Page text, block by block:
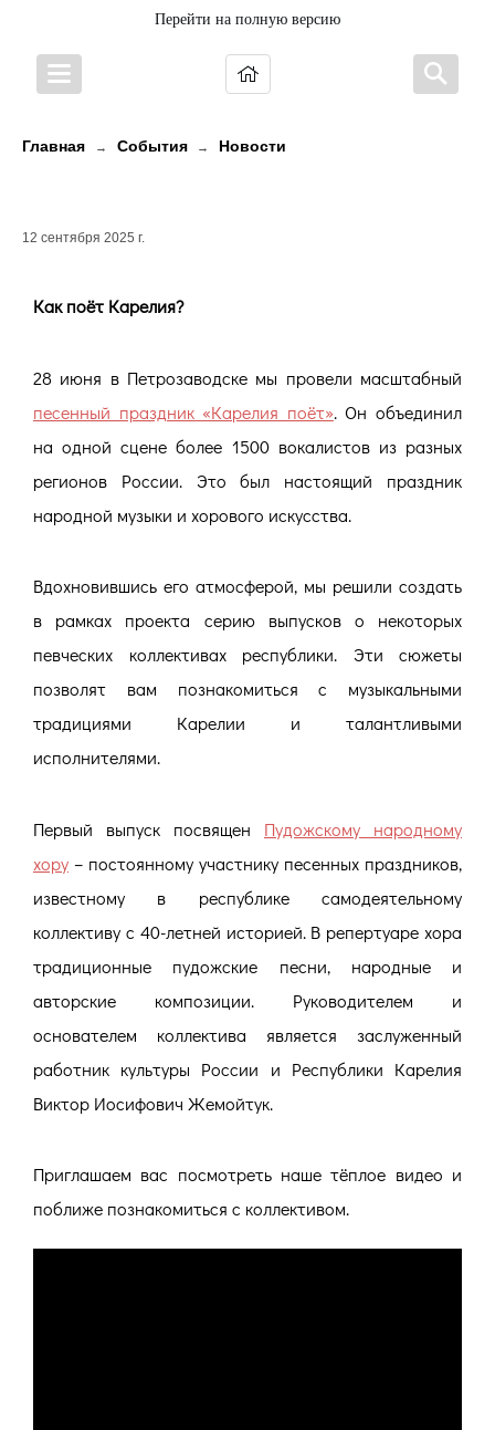
Перейти на полную версию
Главная → События → Новости
12 сентября 2025 г.
Как поёт Карелия?
28 июня в Петрозаводске мы провели масштабный
песенный праздник «Карелия поёт». Он объединил
на одной сцене более 1500 вокалистов из разных
регионов России. Это был настоящий праздник
народной музыки и хорового искусства.
Вдохновившись его атмосферой, мы решили создать
в рамках проекта серию выпусков о некоторых
певческих коллективах республики. Эти сюжеты
позволят вам познакомиться с музыкальными
традициями Карелии и талантливыми
исполнителями.
Первый выпуск посвящен Пудожскому народному
хору – постоянному участнику песенных праздников,
известному в республике самодеятельному
коллективу с 40-летней историей. В репертуаре хора
традиционные пудожские песни, народные и
авторские композиции. Руководителем и
основателем коллектива является заслуженный
работник культуры России и Республики Карелия
Виктор Иосифович Жемойтук.
Приглашаем вас посмотреть наше тёплое видео и
поближе познакомиться с коллективом.